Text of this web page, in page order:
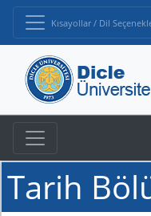
Kısayollar / Dil
Tarih